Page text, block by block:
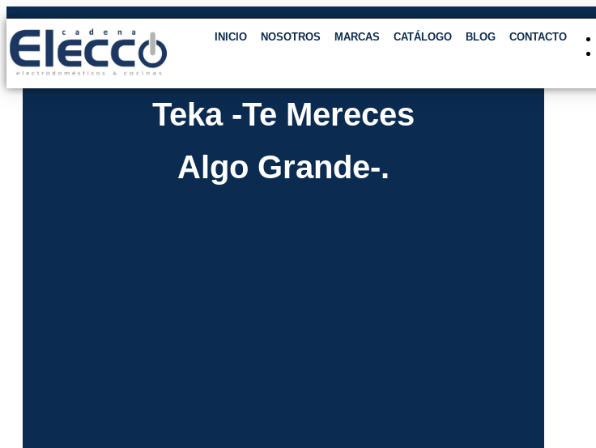
INICIO NOSOTROS MARCAS CATÁLOGO BLOG CONTACTO
Teka -te Mereces
Algo Grande-.